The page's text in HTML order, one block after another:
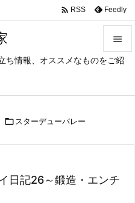
ち情報、オススメなものをご紹




 RSS Feedly
 スターデューバレー
日記26～鍛造・エンチ